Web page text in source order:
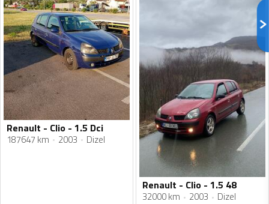
Renault - Clio - 1.5 Dci
187647 km 2003 Dizel
Renault - Clio - 1.5 48
32000 km 2003 Dizel